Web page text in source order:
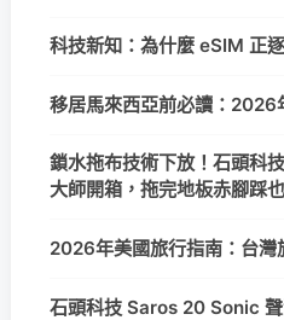
科技新知：為什麼 eSIM 正
移居馬來西亞前必讀：2026
鎖水拖布技術下放！石頭科
大師開箱，拖完地板赤腳踩
2026年美國旅行指南：台灣
石頭科技 Saros 20 Sonic